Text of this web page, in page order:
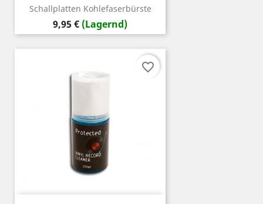
Schallplatten Kohlefaserbürste
Preis
9,95 € (Lagernd)
favorite_border